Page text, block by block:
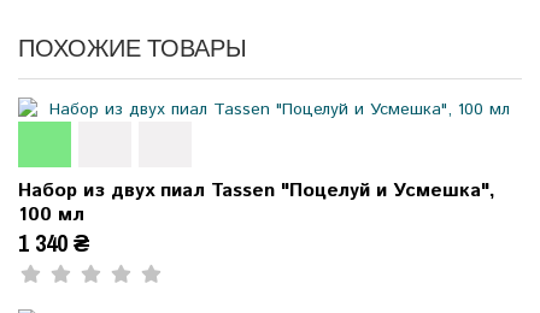
ПОХОЖИЕ ТОВАРЫ
Набор из двух пиал Tassen "Поцелуй и Усмешка",
100 мл
1 340 ₴